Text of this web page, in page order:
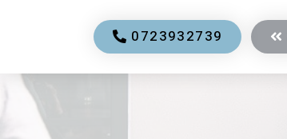
0723932739